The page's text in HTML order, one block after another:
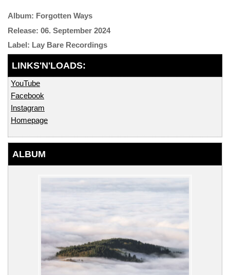
Forgotten Ways
06. September 2024
Lay Bare Recordings
YouTube
Facebook
Instagram
Homepage
ALBUM